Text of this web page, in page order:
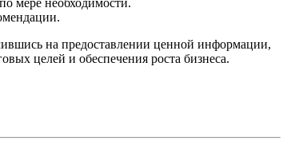
мере необходимости.
на предоставлении ценной информации,
целей и обеспечения роста бизнеса.